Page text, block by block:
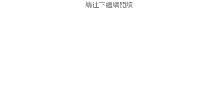
請往下繼續閱讀